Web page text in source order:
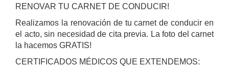
RENOVAR TU CARNET DE CONDUCIR!
Realizamos la renovación de tu carnet de conducir en
el acto, sin necesidad de cita previa. La foto del carnet
la hacemos GRATIS!
CERTIFICADOS MÉDICOS QUE EXTENDEMOS: